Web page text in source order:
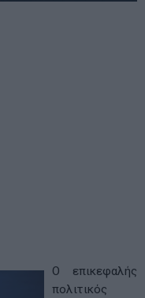
Ο επικεφαλής
πολιτικός